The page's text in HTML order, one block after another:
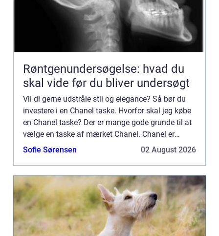
Røntgenundersøgelse: hvad du
skal vide før du bliver undersøgt
Vil di gerne udstråle stil og elegance? Så bør du
investere i en Chanel taske. Hvorfor skal jeg købe
en Chanel taske? Der er mange gode grunde til at
vælge en taske af mærket Chanel. Chanel er
garant for den h&os...
Sofie Sørensen 02 August 2026